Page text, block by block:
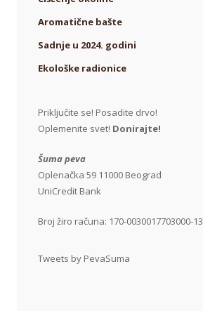
Aromatične bašte
Sadnje u 2024. godini
Ekološke radionice
Priključite se! Posadite drvo!
Oplemenite svet! Donirajte!
Šuma peva
Oplenačka 59 11000 Beograd
UniCredit Bank
Broj žiro računa: 170-0030017703000-13
Tweets by PevaSuma